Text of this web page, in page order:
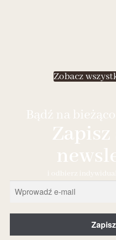
Zobacz
Bądź na
Zapisz
i odbierz